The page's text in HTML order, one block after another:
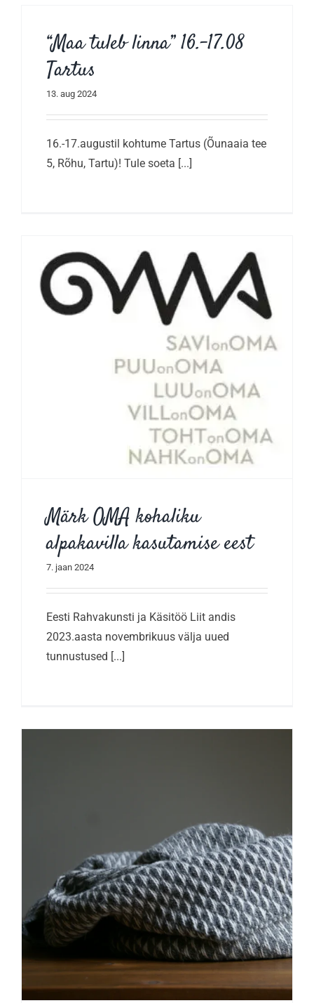
“Maa tuleb linna” 16.-17.08
Tartus
13. aug 2024
16.-17.augustil kohtume Tartus (Õunaaia tee
5, Rõhu, Tartu)! Tule soeta [...]
Märk OMA kohaliku
alpakavilla kasutamise eest
7. jaan 2024
Eesti Rahvakunsti ja Käsitöö Liit andis
2023.aasta novembrikuus välja uued
tunnustused [...]